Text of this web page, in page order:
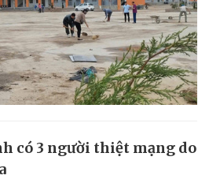
có 3 người thiệt mạng do